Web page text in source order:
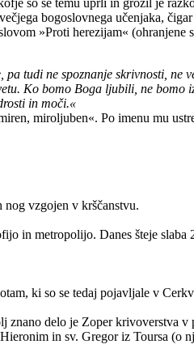
bogoslovnega učenjaka,
»Proti herezijam« (ohranjene
tudi ne spoznanje skrivnosti,
Ko bomo Boga ljubili, ne
in moči.«
miroljuben«. Po imenu mu
vzgojen v krščanstvu.
in metropolijo. Danes šteje
ki so se tedaj pojavljale v
delo je Zoper krivoverstva v
in sv. Gregor iz Toursa (o